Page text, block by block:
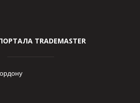
TRADEMASTER